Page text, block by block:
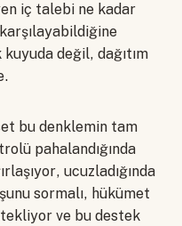
iç talebi ne kadar
değil, dağıtım
bu denklemin tam
pahalandığında
ucuzladığında
sormalı, hükümet
ve bu destek